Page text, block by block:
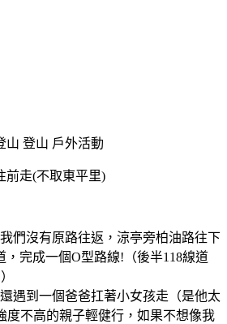
前走(不取東平里)
們沒有原路往返，涼亭旁柏油路往下
，完成一個O型路線!（後半118線道
遇到一個爸爸扛著小女孩走（是他太
度不高的親子輕健行，如果不想像我